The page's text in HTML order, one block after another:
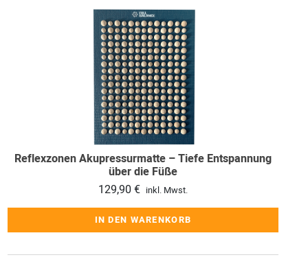
Reflexzonen Akupressurmatte – Tiefe Entspannung
über die Füße
129,90€ inkl. Mwst.
IN DEN WARENKORB